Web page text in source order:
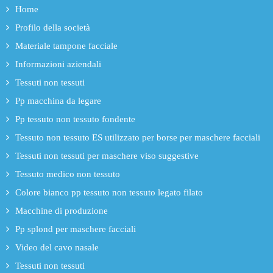
Home
Profilo della società
Materiale tampone facciale
Informazioni aziendali
Tessuti non tessuti
Pp macchina da legare
Pp tessuto non tessuto fondente
Tessuto non tessuto ES utilizzato per borse per maschere facciali
Tessuti non tessuti per maschere viso suggestive
Tessuto medico non tessuto
Colore bianco pp tessuto non tessuto legato filato
Macchine di produzione
Pp splond per maschere facciali
Video del cavo nasale
Tessuti non tessuti